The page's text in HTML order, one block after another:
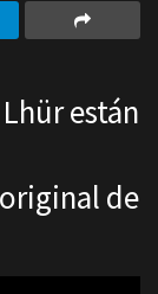
están
de